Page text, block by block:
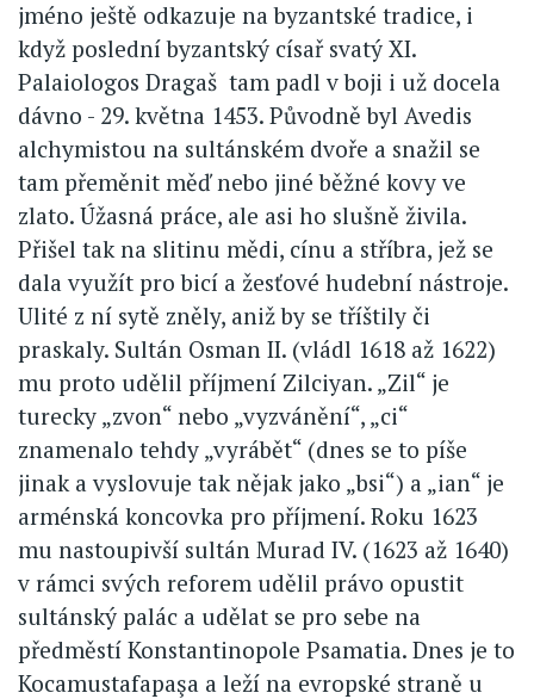
jméno ještě odkazuje na byzantské tradice, i
když poslední byzantský císař svatý XI.
Palaiologos Dragaš tam padl v boji i už docela
dávno - 29. května 1453. Původně byl Avedis
alchymistou na sultánském dvoře a snažil se
tam přeměnit měď nebo jiné běžné kovy ve
zlato. Úžasná práce, ale asi ho slušně živila.
Přišel tak na slitinu mědi, cínu a stříbra, jež se
dala využít pro bicí a žesťové hudební nástroje.
Ulité z ní sytě zněly, aniž by se tříštily či
praskaly. Sultán Osman II. (vládl 1618 až 1622)
mu proto udělil příjmení Zilciyan. „Zil“ je
turecky „zvon“ nebo „vyzvánění“, „ci“
znamenalo tehdy „vyrábět“ (dnes se to píše
jinak a vyslovuje tak nějak jako „bsi“) a „ian“ je
arménská koncovka pro příjmení. Roku 1623
mu nastoupivší sultán Murad IV. (1623 až 1640)
v rámci svých reforem udělil právo opustit
sultánský palác a udělat se pro sebe na
předměstí Konstantinopole Psamatia. Dnes je to
Kocamustafapaşa a leží na evropské straně u